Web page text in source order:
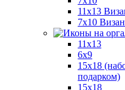
11x13
7x10
11x13
6x9
15х18
подарком)
15x18